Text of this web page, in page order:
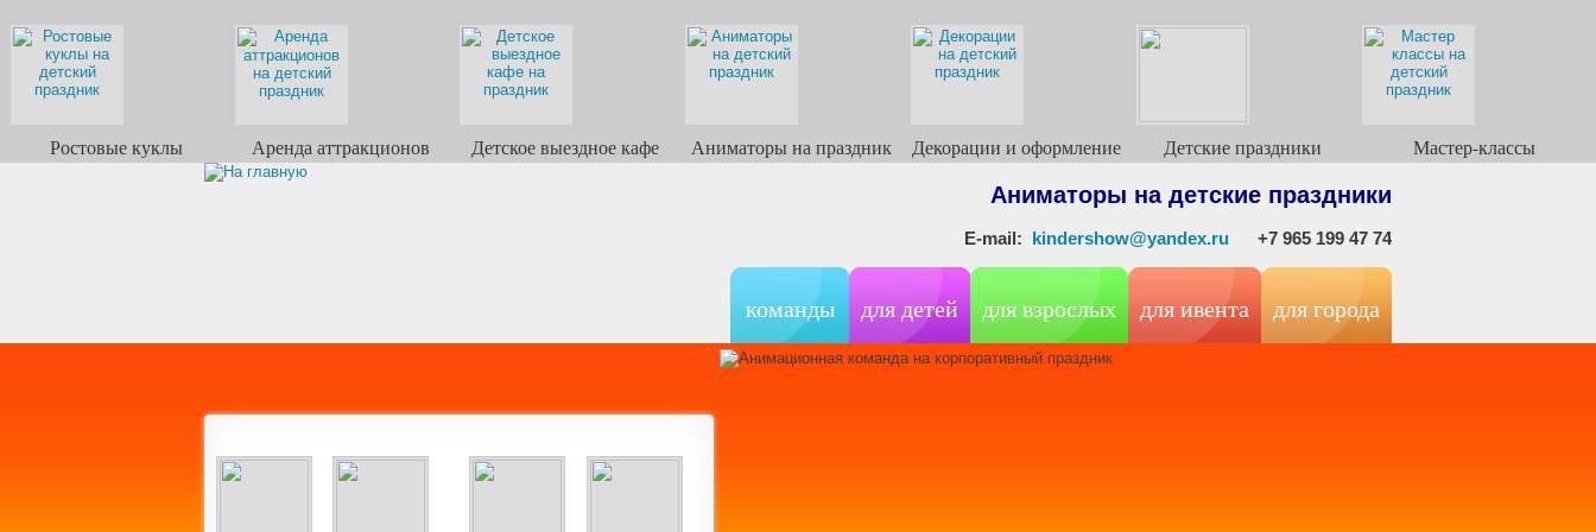
Ростовые куклы Аренда аттракционов Детское выездное кафе Аниматоры на праздник Декорации и оформление Детские праздники Мастер-классы
Аниматоры на детские праздники
E-mail: kindershow@yandex.ru +7 965 199 47 74
команды для детей для взрослых для ивента для города